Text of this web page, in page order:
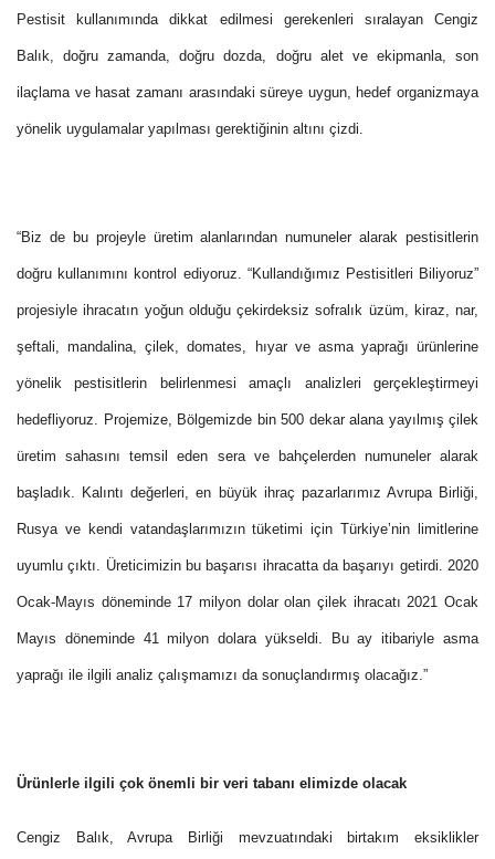
Pestisit kullanımında dikkat edilmesi gerekenleri sıralayan Cengiz
Balık, doğru zamanda, doğru dozda, doğru alet ve ekipmanla, son
ilaçlama ve hasat zamanı arasındaki süreye uygun, hedef organizmaya
yönelik uygulamalar yapılması gerektiğinin altını çizdi.
“Biz de bu projeyle üretim alanlarından numuneler alarak pestisitlerin
doğru kullanımını kontrol ediyoruz. “Kullandığımız Pestisitleri Biliyoruz”
projesiyle ihracatın yoğun olduğu çekirdeksiz sofralık üzüm, kiraz, nar,
şeftali, mandalina, çilek, domates, hıyar ve asma yaprağı ürünlerine
yönelik pestisitlerin belirlenmesi amaçlı analizleri gerçekleştirmeyi
hedefliyoruz. Projemize, Bölgemizde bin 500 dekar alana yayılmış çilek
üretim sahasını temsil eden sera ve bahçelerden numuneler alarak
başladık. Kalıntı değerleri, en büyük ihraç pazarlarımız Avrupa Birliği,
Rusya ve kendi vatandaşlarımızın tüketimi için Türkiye’nin limitlerine
uyumlu çıktı. Üreticimizin bu başarısı ihracatta da başarıyı getirdi. 2020
Ocak-Mayıs döneminde 17 milyon dolar olan çilek ihracatı 2021 Ocak
Mayıs döneminde 41 milyon dolara yükseldi. Bu ay itibariyle asma
yaprağı ile ilgili analiz çalışmamızı da sonuçlandırmış olacağız.”
Ürünlerle ilgili çok önemli bir veri tabanı elimizde olacak
Cengiz Balık, Avrupa Birliği mevzuatındaki birtakım eksiklikler